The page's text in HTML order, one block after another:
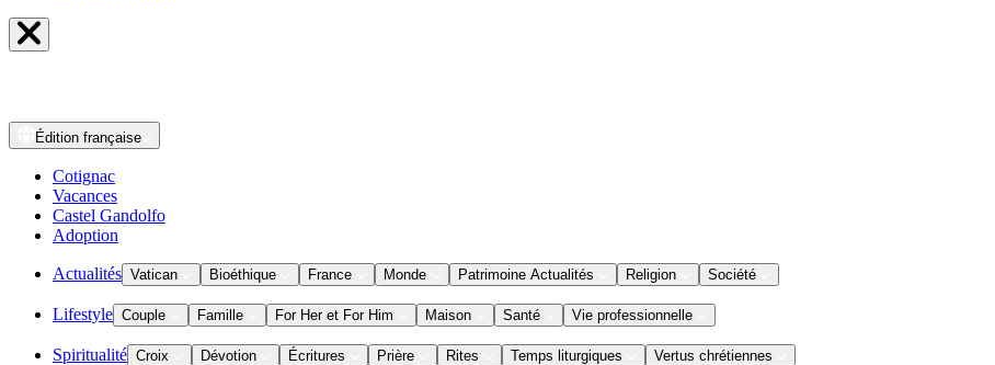
Édition française
Cotignac
Vacances
Castel Gandolfo
Adoption
Actualités Vatican Bioéthique France Monde Patrimoine Actualités Religion Société
Lifestyle Couple Famille For Her et For Him Maison Santé Vie professionnelle
Spiritualité Croix Dévotion Écritures Prière Rites Temps liturgiques Vertus chrétiennes